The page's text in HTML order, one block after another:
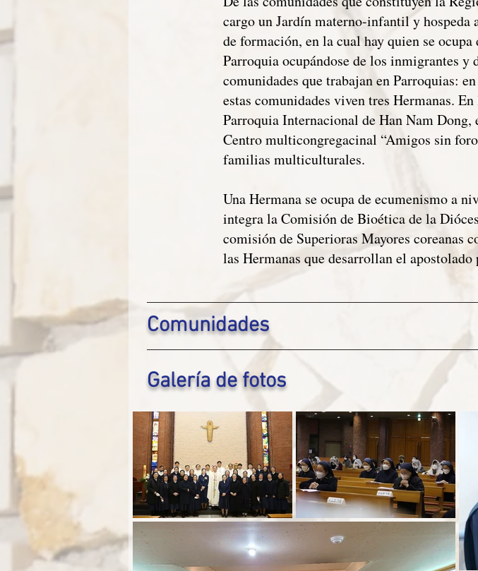
cargo un Jardín materno-infantil y hospeda
de formación, en la cual hay quien se
Parroquia ocupándose de los inmigrantes
comunidades que trabajan en Parroquias:
estas comunidades viven tres Hermanas.
Parroquia Internacional de Han Nam
Centro multicongregacinal “Amigos sin
familias multiculturales.
Una Hermana se ocupa de ecumenismo a
integra la Comisión de Bioética de la
comisión de Superioras Mayores coreanas
las Hermanas que desarrollan el
Comunidades
Galería de fotos